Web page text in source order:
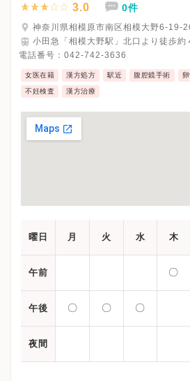
3.0 0件
神奈川県相模原市南区相模大野6-19-
小田急「相模大野駅」北口より徒歩約
電話番号： 042-742-3636
女医在籍 漢方処方 駅近 腹腔鏡手術
不妊検査 漢方治療
曜日 月 火 水 木
午前 〇
午後 〇 〇 〇
夜間